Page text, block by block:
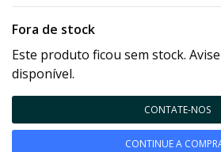
Fora de stock
Este produto ficou sem stock.
disponível.
CONTATE-NOS
CONTINUE A